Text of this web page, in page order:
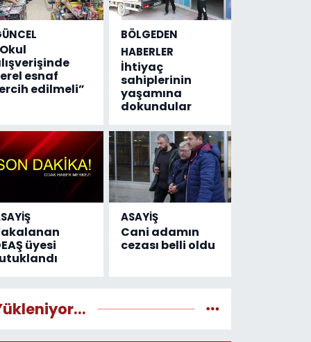
esnaf
edilmeli”
BÖLGEDEN
HABERLER
İhtiyaç
sahiplerinin
yaşamına
dokundular
üyesi
ASAYİŞ
Cani adamın
cezası belli oldu